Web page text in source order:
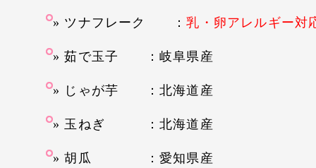
ツナフレーク ：乳・卵アレルギー対
茹で玉子 ：岐阜県産
じゃが芋 ：北海道産
玉ねぎ ：北海道産
胡瓜 ：愛知県産